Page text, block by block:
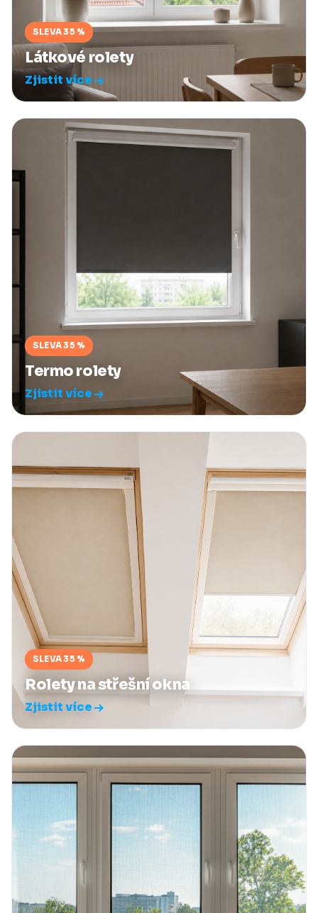
SLEVA 35 %
Látkové rolety
Zjistit více
SLEVA 35 %
Termo rolety
Zjistit více
SLEVA 35 %
Rolety na střešní okna
Zjistit více